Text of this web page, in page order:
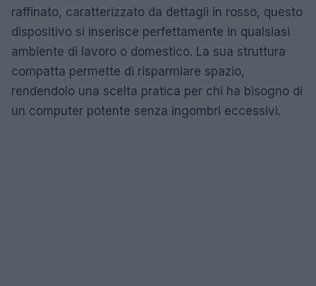
raffinato, caratterizzato da dettagli in rosso, questo
dispositivo si inserisce perfettamente in qualsiasi
ambiente di lavoro o domestico. La sua struttura
compatta permette di risparmiare spazio,
rendendolo una scelta pratica per chi ha bisogno di
un computer potente senza ingombri eccessivi.